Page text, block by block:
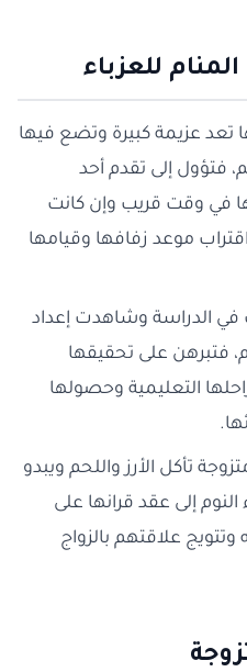
للعزباء
تعد عزيمة كبيرة وتضع فيها
فتؤول إلى تقدم أحد
في وقت قريب وإن كانت
موعد زفافها وقيامها
في الدراسة وشاهدت إعداد
فتبرهن على تحقيقها
التعليمية وحصولها
تأكل الأرز واللحم ويبدو
النوم إلى عقد قرانها على
علاقتهم بالزواج